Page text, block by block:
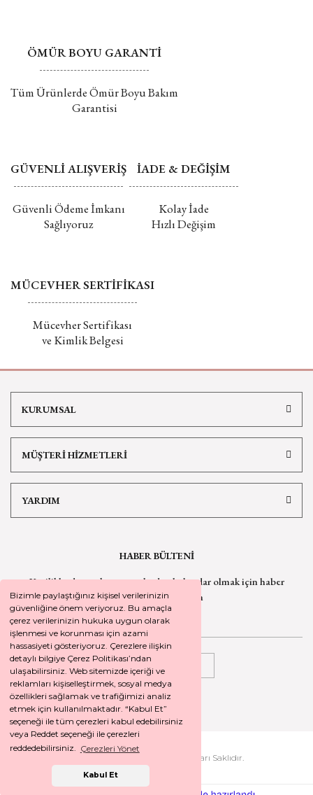
Bizimle paylaştığınız kişisel verilerinizin
güvenliğine önem veriyoruz. Bu amaçla
çerez verilerinizin hukuka uygun olarak
işlenmesi ve korunması için azami
hassasiyeti gösteriyoruz. Çerezlere ilişkin
detaylı bilgiye Çerez Politikası’ndan
ulaşabilirsiniz. Web sitemizde içeriği ve
reklamları kişiselleştirmek, sosyal medya
özellikleri sağlamak ve trafiğimizi analiz
etmek için kullanılmaktadır. “Kabul Et”
seçeneği ile tüm çerezleri kabul edebilirsiniz
veya Reddet seçeneği ile çerezleri
reddedebilirsiniz. Çerezleri Yönet
Kabul Et
ÖMÜR BOYU GARANTİ
Tüm Ürünlerde Ömür Boyu Bakım
Garantisi
GÜVENLİ ALIŞVERİŞ
Güvenli Ödeme İmkanı
Sağlıyoruz
İADE & DEĞİŞİM
Kolay İade
Hızlı Değişim
MÜCEVHER SERTİFİKASI
Mücevher Sertifikası
ve Kimlik Belgesi
KURUMSAL
MÜŞTERİ HİZMETLERİ
YARDIM
HABER BÜLTENİ
Yeniliklerden ve kampanyalardan haberdar olmak içinhaber
bültenimize kaydolun
KAYDOL
2026 © SEYREKOGLU. Tüm Hakları Saklıdır.